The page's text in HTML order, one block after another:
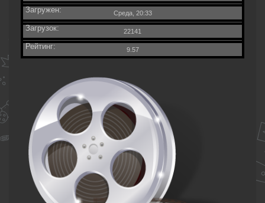
Загружен:
Среда, 20:33
Загрузок: 22141
Рейтинг: 9.57